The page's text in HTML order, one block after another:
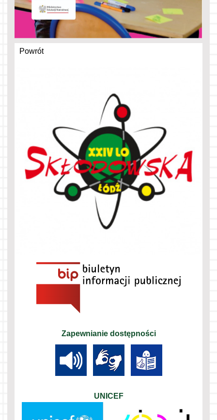
Powrót
Zapewnianie dostępności
UNICEF